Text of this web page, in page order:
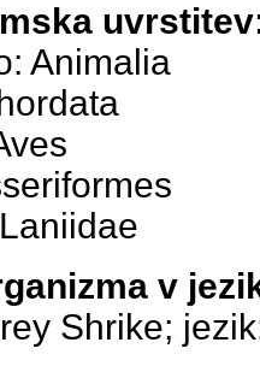
Animalia
v
Shrike;